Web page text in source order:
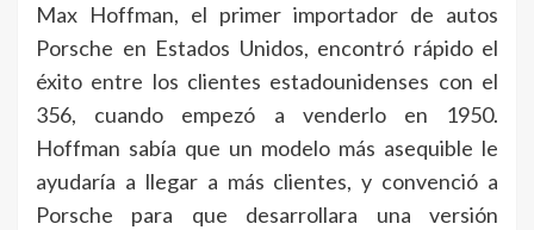
Max Hoffman, el primer importador de autos
Porsche en Estados Unidos, encontró rápido el
éxito entre los clientes estadounidenses con el
356, cuando empezó a venderlo en 1950.
Hoffman sabía que un modelo más asequible le
ayudaría a llegar a más clientes, y convenció a
Porsche para que desarrollara una versión